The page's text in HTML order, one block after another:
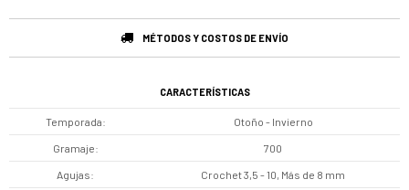
MÉTODOS Y COSTOS DE ENVÍO
CARACTERÍSTICAS
Temporada Otoño - Invierno
Gramaje 700
Agujas Crochet 3,5 - 10, Más de 8 mm